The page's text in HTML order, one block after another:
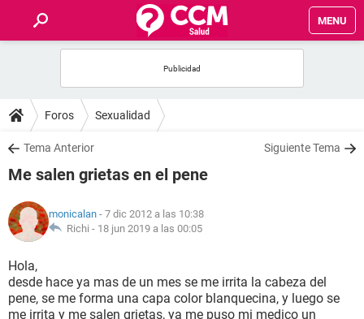
MENU
FOROS
SALUD
NUTRICIÓN
BIENESTAR
SEXUALIDAD
Foros Sexualidad
Tema Anterior Siguiente Tema
Me salen grietas en el pene
monicalan - 7 dic 2012 a las 10:38
Richi - 18 jun 2019 a las 00:05
Hola,
desde hace ya mas de un mes se me irrita la cabeza del
pene, se me forma una capa color blanquecina, y luego se
me irrita y me salen grietas, ya me puso mi medico un